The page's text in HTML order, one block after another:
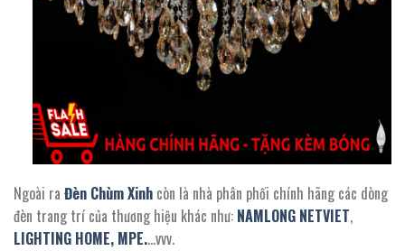
Ngoài ra Đèn Chùm Xinh còn là nhà phân phối chính hãng các dòng
đèn trang trí của thương hiệu khác như: NAMLONG NETVIET,
LIGHTING HOME, MPE.…vvv.